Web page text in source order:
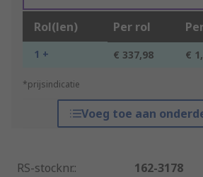
Rol(len) Per rol
1 + € 337,98 €
*prijsindicatie
Voeg toe aan
RS-stocknr.:
162-3178